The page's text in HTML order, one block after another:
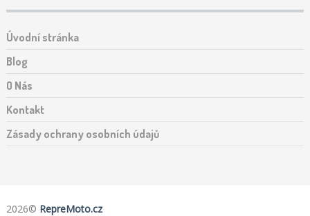
Úvodní stránka
Blog
O Nás
Kontakt
Zásady ochrany osobních údajů
2026© RepreMoto.cz